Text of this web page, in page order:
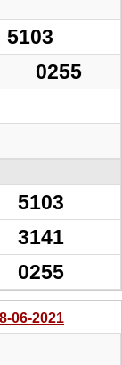
5103
0255
5103
3141
0255
06-2021